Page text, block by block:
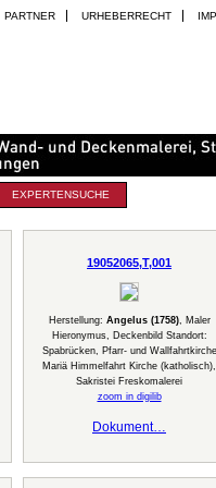
PARTNER URHEBERRECHT
EXPERTENSUCHE
19052065,T,001
Herstellung: Angelus (1758), Maler
Hieronymus, Deckenbild Standort:
Spabrücken, Pfarr- und Wallfahrtkirche
Mariä Himmelfahrt Kirche (katholisch),
Sakristei Freskomalerei
zoom in digilib
Dokument…